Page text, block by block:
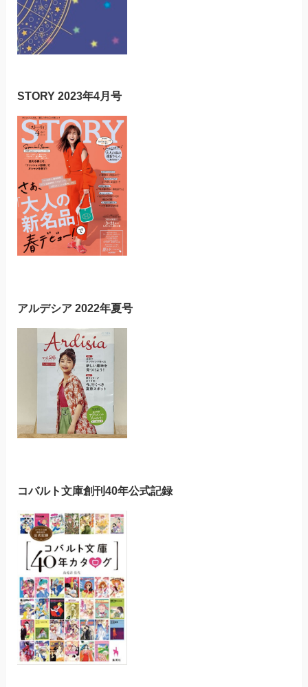
STORY 2023年4月号
アルデシア 2022年夏号
コバルト文庫創刊40年公式記録